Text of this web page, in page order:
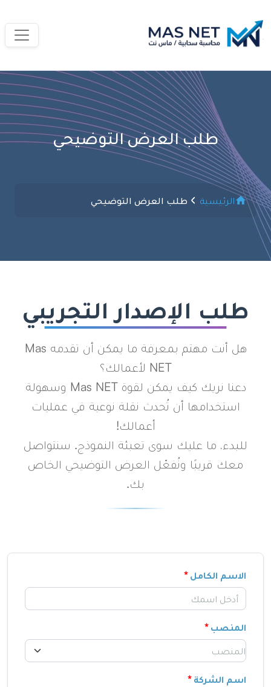
طلب العرض التوضيحي
الرئيسية طلب العرض التوضيحي
طلب الإصدار التجريبي
هل أنت مهتم بمعرفة ما يمكن أن تقدمه Mas
NET لأعمالك؟
دعنا نريك كيف يمكن لقوة Mas NET وسهولة
استخدامها أن تُحدث نقلة نوعية في عمليات
أعمالك!
للبدء، ما عليك سوى تعبئة النموذج. سنتواصل
معك قريبًا ونُفعّل العرض التوضيحي الخاص
بك.
الاسم الكامل
المنصب
اسم الشركة